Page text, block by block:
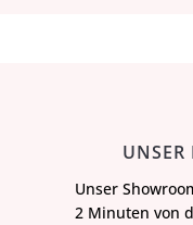
UNSER
Unser
2 Minuten von